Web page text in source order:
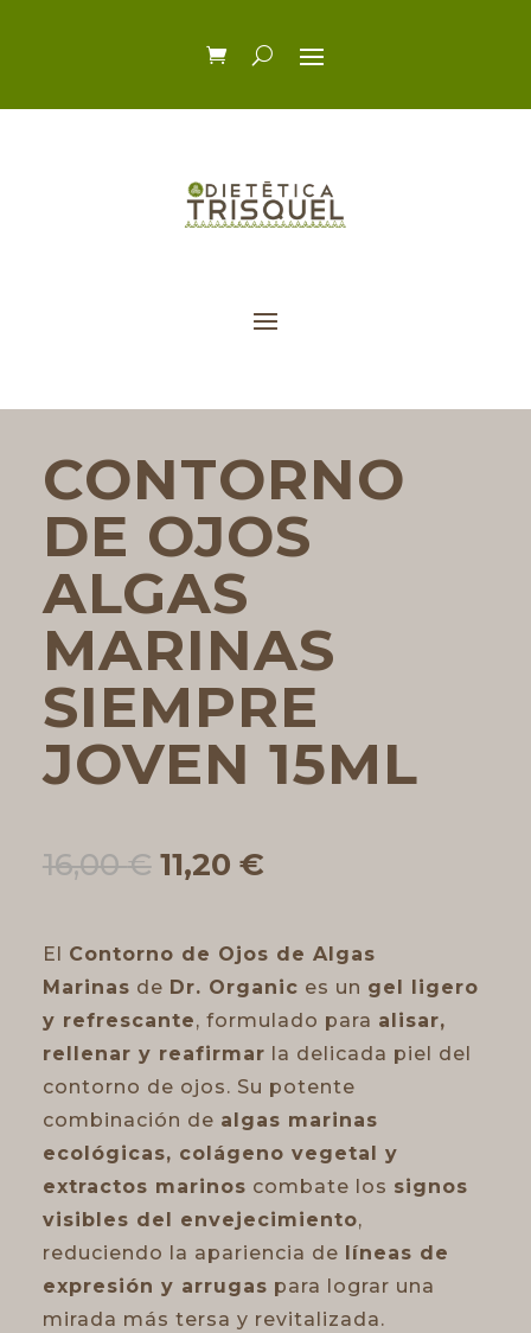
CONTORNO
DE OJOS
ALGAS
MARINAS
SIEMPRE
JOVEN 15ML
16,00€ El
precio
era:
16,00 €.
11,20 €El
es:
11,20 €.
El Contorno de Ojos de Algas
Marinas de Dr. Organic es un gel ligero
y refrescante, formulado para alisar,
rellenar y reafirmar la delicada piel del
contorno de ojos. Su potente
combinación de algas marinas
ecológicas, colágeno vegetal y
extractos marinos combate los signos
visibles del envejecimiento,
reduciendo la apariencia de
líneas de
expresión y arrugas para lograr una
mirada más tersa y revitalizada.